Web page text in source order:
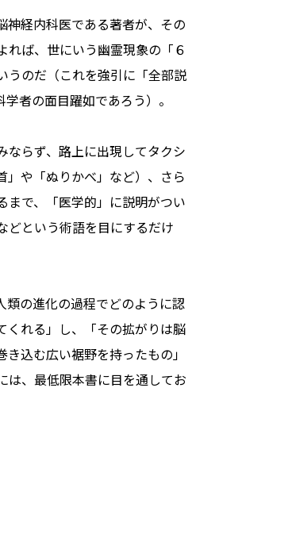
経内科医である著者が、その
ば、世にいう幽霊現象の「６
うのだ（これを強引に「全部説
者の面目躍如であろう）。
らず、路上に出現してタクシ
」や「ぬりかべ」など）、さら
まで、「医学的」に説明がつい
どという術語を目にするだけ
の進化の過程でどのように認
くれる」し、「その拡がりは脳
込む広い裾野を持ったもの」
は、最低限本書に目を通してお